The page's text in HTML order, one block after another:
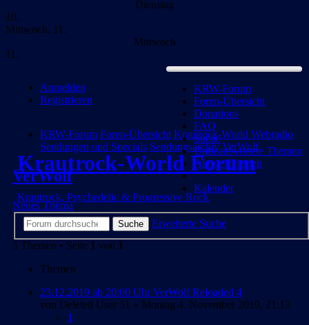
Dienstag
10.
Mittwoch, 11.
Mittwoch
11.
KRW-Forum
Foren-Übersicht
Donations
FAQ
Suche
Unbeantwortete Themen
Aktive Themen
Kalender
Anmelden
Registrieren
Krautrock-World Forum
Krautrock, Psychedelic & Progressive Rock
KRW-Forum Foren-Übersicht Krautrock-World Webradio
Sendungen und Specials Sendungsarchiv VerWolf
VerWolf
Neues Thema
Suche
Erweiterte Suche
5 Themen • Seite 1 von 1
Themen
23.12.2019 ab 20:00 Uhr VerWolf Reloaded 4
von Deleted User 51 » Montag 4. November 2019, 21:13
1